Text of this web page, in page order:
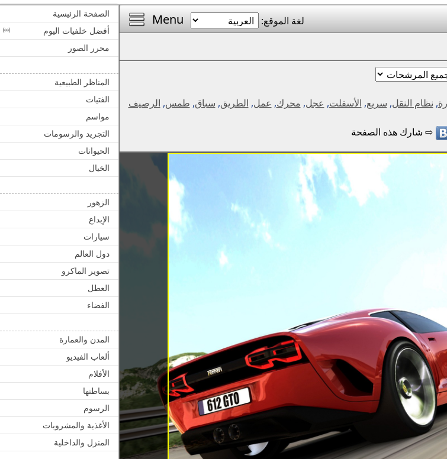
الصفحة الرئيسية
أفضل خلفيات اليوم
محرر الصور
المناظر الطبيعية
الفتيات
مواسم
التجريد والرسومات
الحيوانات
الخيال
الزهور
الإبداع
سيارات
دول العالم
تصوير الماكرو
العطل
الفضاء
المدن والعمارة
ألعاب الفيديو
الأفلام
بساطتها
الرسوم
الأغذية والمشروبات
المنزل والداخلية
Menu
لغة الموقع:
, نظام النقل, سريع, الأسفلت, عجل, محرك, عمل, الطريق, سباق, طمس, الرصيف